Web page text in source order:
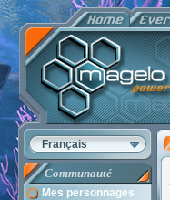
Français
Communauté
Mes personnages